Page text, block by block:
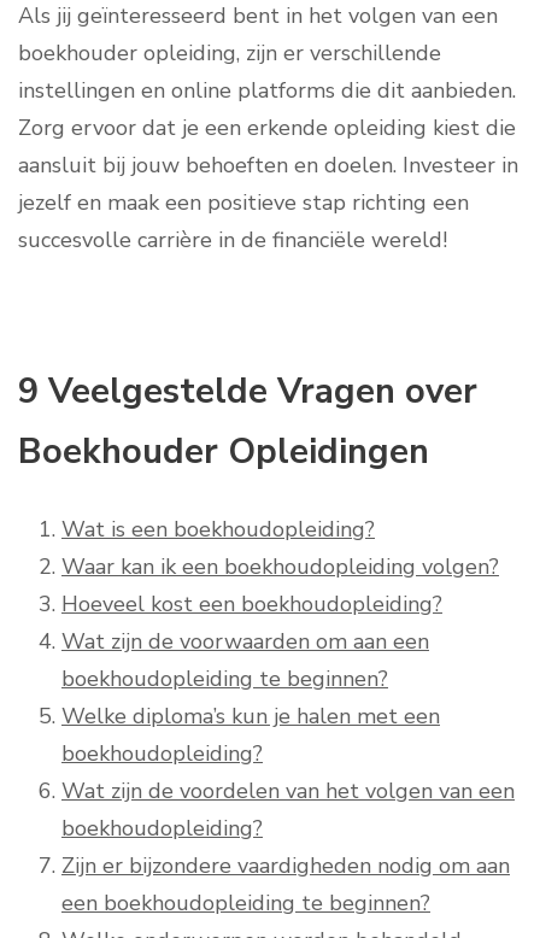
Als jij geïnteresseerd bent in het volgen van een
boekhouder opleiding, zijn er verschillende
instellingen en online platforms die dit aanbieden.
Zorg ervoor dat je een erkende opleiding kiest die
aansluit bij jouw behoeften en doelen. Investeer in
jezelf en maak een positieve stap richting een
succesvolle carrière in de financiële wereld!
9 Veelgestelde Vragen over
Boekhouder Opleidingen
Wat is een boekhoudopleiding?
Waar kan ik een boekhoudopleiding volgen?
Hoeveel kost een boekhoudopleiding?
Wat zijn de voorwaarden om aan een
boekhoudopleiding te beginnen?
Welke diploma’s kun je halen met een
boekhoudopleiding?
Wat zijn de voordelen van het volgen van een
boekhoudopleiding?
Zijn er bijzondere vaardigheden nodig om aan
een boekhoudopleiding te beginnen?